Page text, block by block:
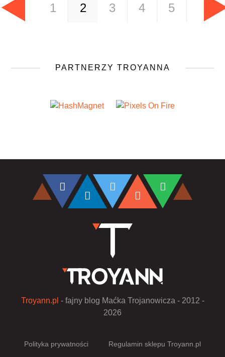
1 2 3 4 5
PARTNERZY TROYANNA
Troyann.pl - fajny blog Maćka Trojanowicza - 2012 -
2026
Polityka prywatności Regulamin sklepu Troyann.pl